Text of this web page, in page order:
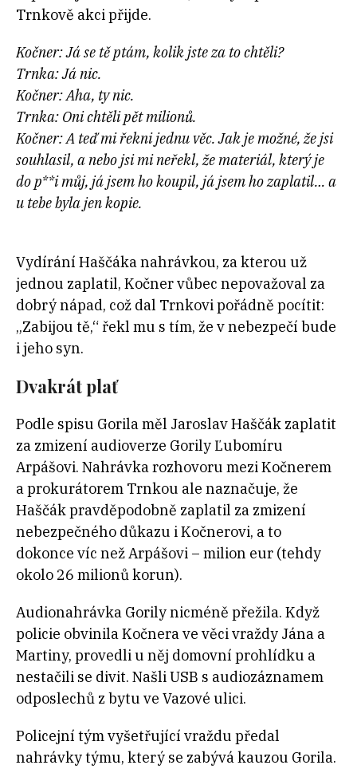
Trnkově akci přijde.
Kočner: Já se tě ptám, kolik jste za to chtěli?
Trnka: Já nic.
Kočner: Aha, ty nic.
Trnka: Oni chtěli pět milionů.
Kočner: A teď mi řekni jednu věc. Jak je možné, že jsi
souhlasil, a nebo jsi mi neřekl, že materiál, který je
do p**i můj, já jsem ho koupil, já jsem ho zaplatil… a
u tebe byla jen kopie.
Vydírání Haščáka nahrávkou, za kterou už
jednou zaplatil, Kočner vůbec nepovažoval za
dobrý nápad, což dal Trnkovi pořádně pocítit:
„Zabijou tě,“ řekl mu s tím, že v nebezpečí bude
i jeho syn.
Dvakrát plať
Podle spisu Gorila měl Jaroslav Haščák zaplatit
za zmizení audioverze Gorily Ľubomíru
Arpášovi. Nahrávka rozhovoru mezi Kočnerem
a prokurátorem Trnkou ale naznačuje, že
Haščák pravděpodobně zaplatil za zmizení
nebezpečného důkazu i Kočnerovi, a to
dokonce víc než Arpášovi – milion eur (tehdy
okolo 26 milionů korun).
Audionahrávka Gorily nicméně přežila. Když
policie obvinila Kočnera ve věci vraždy Jána a
Martiny, provedli u něj domovní prohlídku a
nestačili se divit. Našli USB s audiozáznamem
odposlechů z bytu ve Vazové ulici.
Policejní tým vyšetřující vraždu předal
nahrávky týmu, který se zabývá kauzou Gorila.